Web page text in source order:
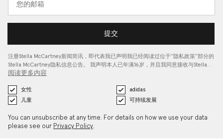
提交
注册Stella McCartney新闻简讯，即代表我已声明我已经阅读过位于“隐私政策”部分的
Stella McCartney隐私信息公告。 我声明本人已年满16岁，并且我同意接收与Stella…
阅读更多内容
女性
adidas
儿童
可持续发展
You can unsubscribe at any time. For details on how we use your data
please see our Privacy Policy.